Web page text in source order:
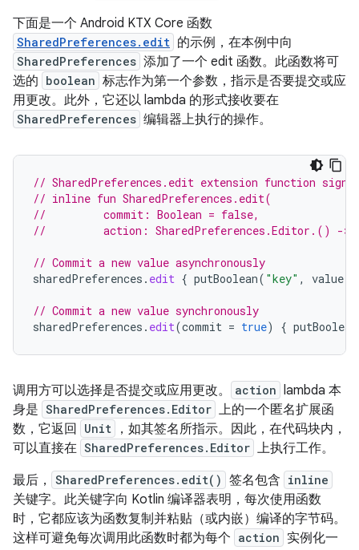
下面是一个 Android KTX Core 函数
SharedPreferences.edit 的示例，在本例中向
SharedPreferences 添加了一个 edit 函数。此函数将可
选的 boolean 标志作为第一个参数，指示是否要提交或应
用更改。此外，它还以 lambda 的形式接收要在
SharedPreferences 编辑器上执行的操作。
// SharedPreferences.edit extension function
// inline fun SharedPreferences.edit(
//         commit: Boolean = false,
//         action: SharedPreferences.Editor.() ->
// Commit a new value asynchronously
sharedPreferences . edit { putBoolean( "key" , value
// Commit a new value synchronously
sharedPreferences . edit(commit = true) { putBoolean
调用方可以选择是否提交或应用更改。 action lambda 本
身是 SharedPreferences.Editor 上的一个匿名扩展函
数，它返回
Unit
，如其签名所指示。因此，在代码块内，
可以直接在 SharedPreferences.Editor 上执行工作。
最后，
SharedPreferences.edit() 签名包含 inline
关键字。此关键字向 Kotlin 编译器表明，每次使用函数
时，它都应该为函数复制并粘贴（或内嵌）编译的字节码。
这样可避免每次调用此函数时都为每个 action 实例化一